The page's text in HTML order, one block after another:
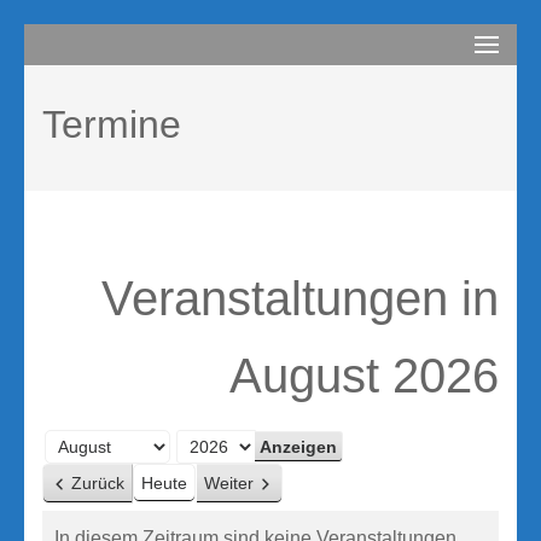
Inhalt
(Enter
drücken)
compurem
Termine
Veranstaltungen in
August 2026
Monat
Jahr
Zurück Heute Weiter